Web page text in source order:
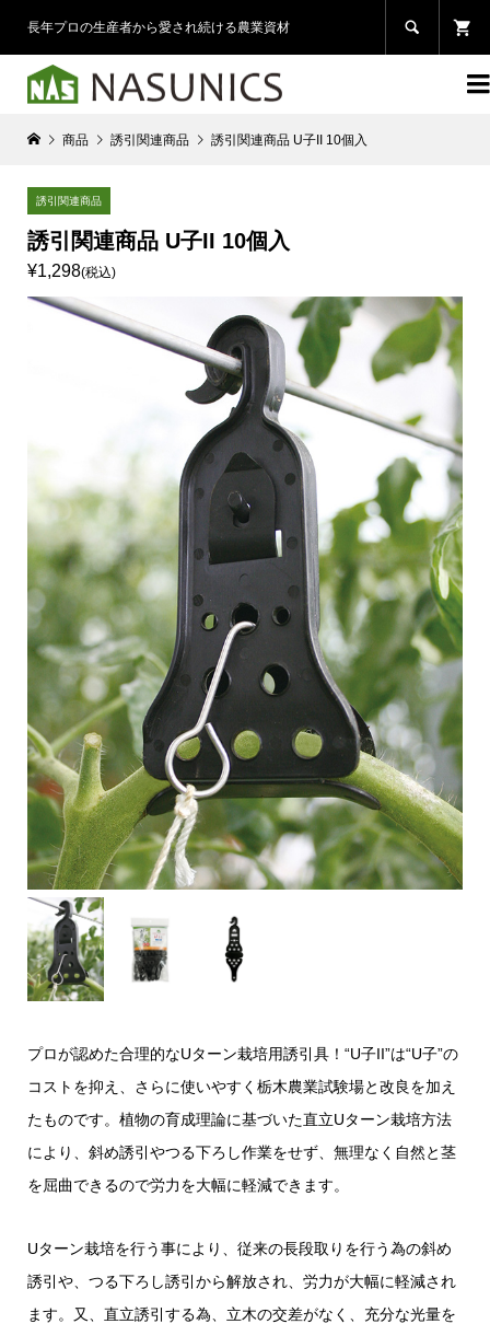
長年プロの生産者から愛され続ける農業資材 

商品 誘引関連商品 誘引関連商品 U子II 10個入
誘引関連商品
誘引関連商品 U子II 10個入
¥1,298(税込)
プロが認めた合理的なUターン栽培用誘引具！“U子II”は“U子”の
コストを抑え、さらに使いやすく栃木農業試験場と改良を加え
たものです。植物の育成理論に基づいた直立Uターン栽培方法
により、斜め誘引やつる下ろし作業をせず、無理なく自然と茎
を屈曲できるので労力を大幅に軽減できます。
Uターン栽培を行う事により、従来の長段取りを行う為の斜め
誘引や、つる下ろし誘引から解放され、労力が大幅に軽減され
ます。又、直立誘引する為、立木の交差がなく、充分な光量を